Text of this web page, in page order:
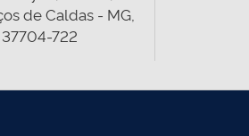
de Caldas - MG,
37704-722